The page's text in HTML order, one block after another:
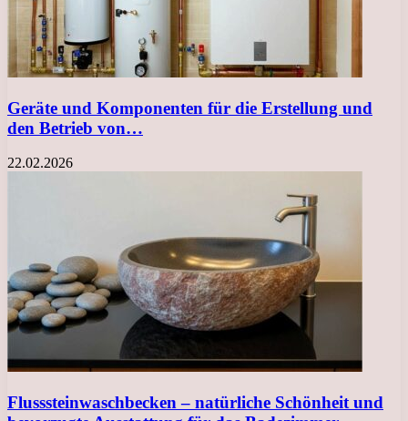
Geräte und Komponenten für die Erstellung und
den Betrieb von…
22.02.2026
Flusssteinwaschbecken – natürliche Schönheit und